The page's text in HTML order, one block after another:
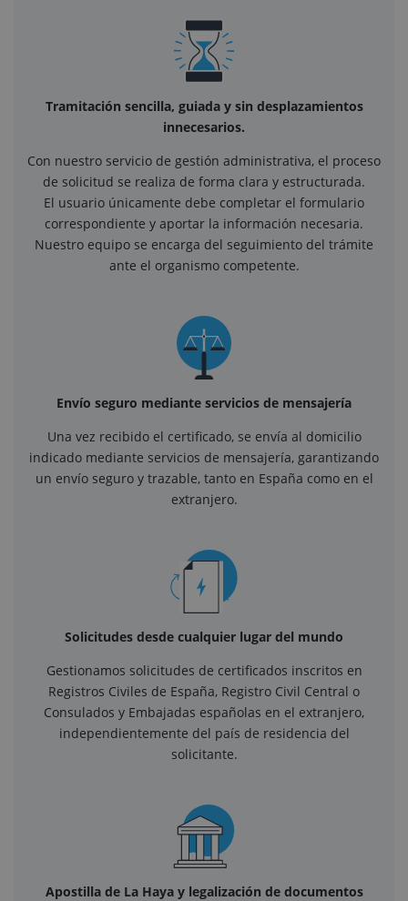
Tramitación sencilla, guiada y sin desplazamientos
innecesarios.
Con nuestro servicio de gestión administrativa, el proceso
de solicitud se realiza de forma clara y estructurada.
El usuario únicamente debe completar el formulario
correspondiente y aportar la información necesaria.
Nuestro equipo se encarga del seguimiento del trámite
ante el organismo competente.
Envío seguro mediante servicios de mensajería
Una vez recibido el certificado, se envía al domicilio
indicado mediante servicios de mensajería, garantizando
un envío seguro y trazable, tanto en España como en el
extranjero.
Solicitudes desde cualquier lugar del mundo
Gestionamos solicitudes de certificados inscritos en
Registros Civiles de España, Registro Civil Central o
Consulados y Embajadas españolas en el extranjero,
independientemente del país de residencia del
solicitante.
Apostilla de La Haya y legalización de documentos